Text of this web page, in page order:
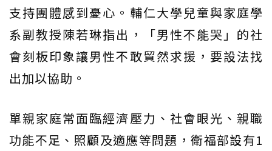
支持團體感到憂心。輔仁大學兒童與家庭學
系副教授陳若琳指出，「男性不能哭」的社
會刻板印象讓男性不敢貿然求援，要設法找
出加以協助。
單親家庭常面臨經濟壓力、社會眼光、親職
功能不足、照顧及適應等問題，衛福部設有1